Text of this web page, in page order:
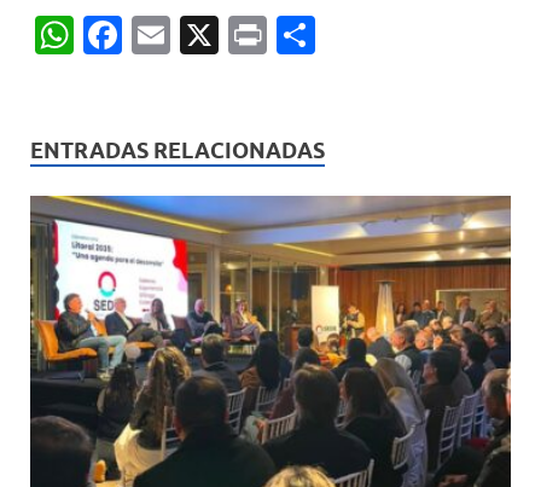
W
s
A
p
p
F
b
o
o
k
E
X
P
p
ar
ti
r
ENTRADAS RELACIONADAS